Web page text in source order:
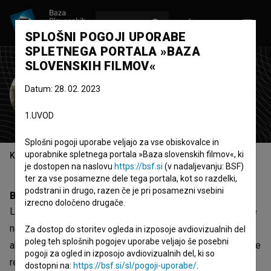
Lun Sevnik
Kazalo
Biografija
Lun Sevnik (1992), je bil po študiju bohemistike in filozofije
na ljubljanski Filozofski fakulteti, sprejet na filmsko
akademijo v Pragi (FAMU) kjer trenutno končuje študij igrane
režije. Njegovi študentski filmi so bili prikazani in nagrajeni
SPLOŠNI POGOJI UPORABE
SPLETNEGA PORTALA »BAZA
SLOVENSKIH FILMOV«
Datum: 28. 02. 2023
1.UVOD
Splošni pogoji uporabe veljajo za vse obiskovalce in
uporabnike spletnega portala »Baza slovenskih filmov«, ki
je dostopen na naslovu https://bsf.si (v nadaljevanju: BSF)
ter za vse posamezne dele tega portala, kot so razdelki,
podstrani in drugo, razen če je pri posamezni vsebini
izrecno določeno drugače.
Za dostop do storitev ogleda in izposoje avdiovizualnih del
poleg teh splošnih pogojev uporabe veljajo še posebni
pogoji za ogled in izposojo avdiovizualnih del, ki so
dostopni na: https://bsf.si/sl/pogoji-uporabe/